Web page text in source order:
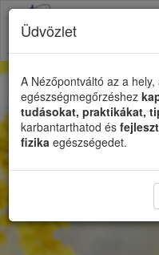
Üdvözlet
A Nézőpontváltó az a
egészségmegőrzéshez
tudásokat, praktikákat,
karbantarthatod és
fizika egészségedet.